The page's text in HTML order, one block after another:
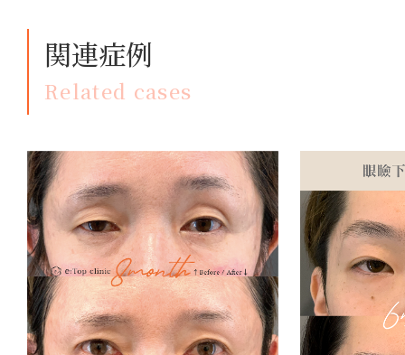
関連症例
Related cases